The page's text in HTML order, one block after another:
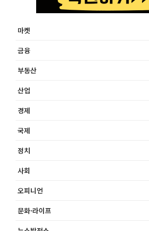
마켓
금융
부동산
산업
경제
국제
정치
사회
오피니언
문화·라이프